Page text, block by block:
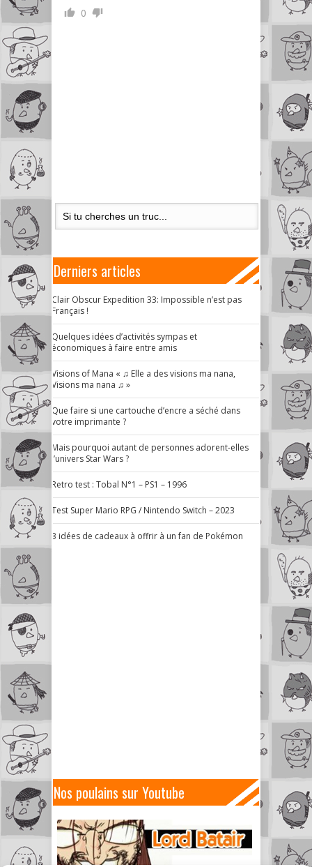
0
Derniers articles
Clair Obscur Expedition 33: Impossible n’est pas
Français !
Quelques idées d’activités sympas et
économiques à faire entre amis
Visions of Mana « ♫ Elle a des visions ma nana,
Visions ma nana ♫ »
Que faire si une cartouche d’encre a séché dans
votre imprimante ?
Mais pourquoi autant de personnes adorent-elles
l’univers Star Wars ?
Retro test : Tobal N°1 – PS1 – 1996
Test Super Mario RPG / Nintendo Switch – 2023
3 idées de cadeaux à offrir à un fan de Pokémon
Nos poulains sur Youtube